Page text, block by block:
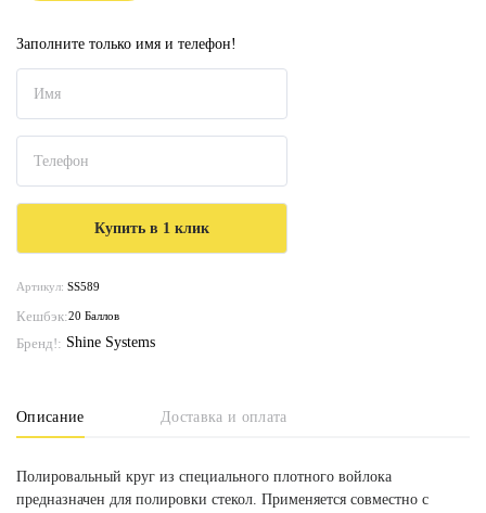
Заполните только имя и телефон!
Артикул: SS589
Кешбэк:20 Баллов
Бренд!: Shine Systems
Описание Доставка и оплата
Полировальный круг из специального плотного войлока
предназначен для полировки стекол. Применяется совместно с